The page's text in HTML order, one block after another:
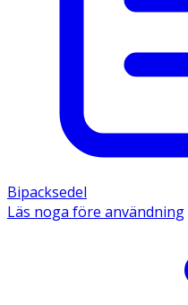
Bipacksedel
Läs noga före användning